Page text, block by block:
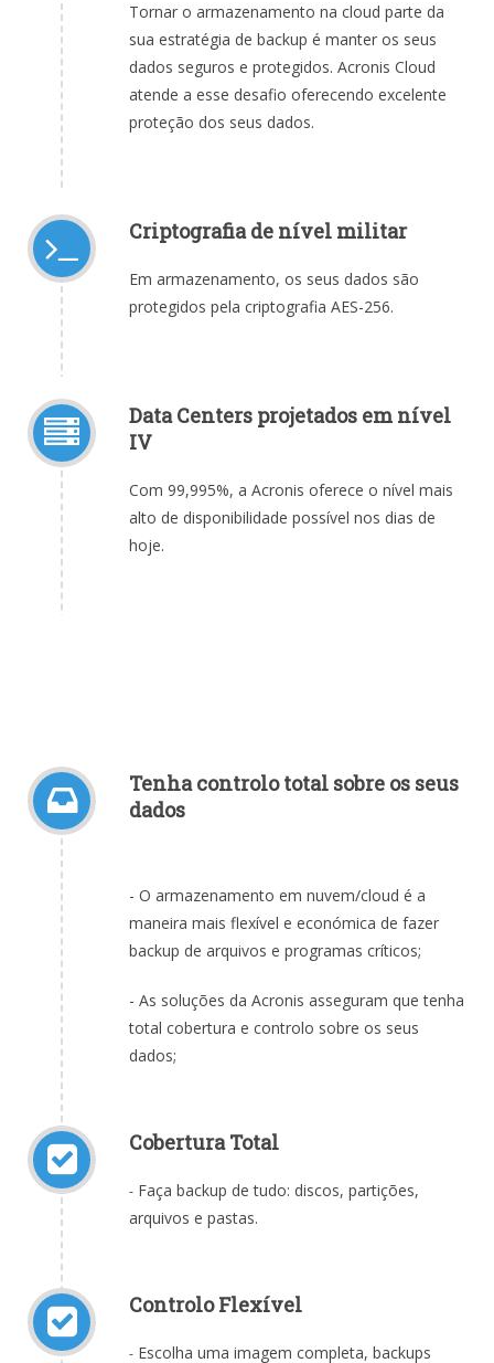
Tornar o armazenamento na cloud parte da
sua estratégia de backup é manter os seus
dados seguros e protegidos. Acronis Cloud
atende a esse desafio oferecendo excelente
proteção dos seus dados.
Criptografia de nível militar
Em armazenamento, os seus dados são
protegidos pela criptografia AES-256.
Data Centers projetados em nível
IV
Com 99,995%, a Acronis oferece o nível mais
alto de disponibilidade possível nos dias de
hoje.
Tenha controlo total sobre os seus
dados
- O armazenamento em nuvem/cloud é a
maneira mais flexível e económica de fazer
backup de arquivos e programas críticos;
- As soluções da Acronis asseguram que tenha
total cobertura e controlo sobre os seus
dados;
Cobertura Total
- Faça backup de tudo: discos, partições,
arquivos e pastas.
Controlo Flexível
- Escolha uma imagem completa, backups